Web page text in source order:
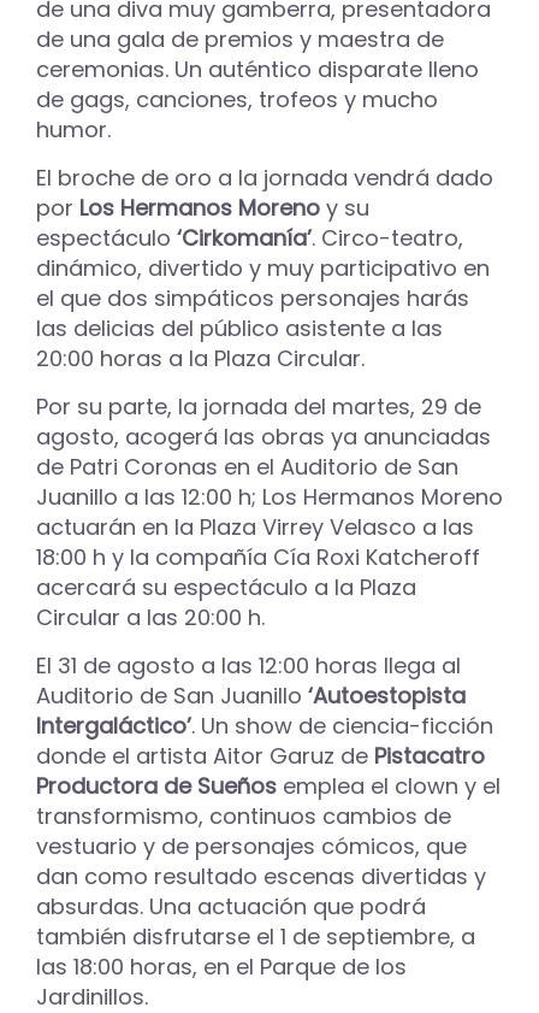
de una diva muy gamberra, presentadora
de una gala de premios y maestra de
ceremonias. Un auténtico disparate lleno
de gags, canciones, trofeos y mucho
humor.
El broche de oro a la jornada vendrá dado
por Los Hermanos Moreno y su
espectáculo ‘Cirkomanía’. Circo-teatro,
dinámico, divertido y muy participativo en
el que dos simpáticos personajes harás
las delicias del público asistente a las
20:00 horas a la Plaza Circular.
Por su parte, la jornada del martes, 29 de
agosto, acogerá las obras ya anunciadas
de Patri Coronas en el Auditorio de San
Juanillo a las 12:00 h; Los Hermanos Moreno
actuarán en la Plaza Virrey Velasco a las
18:00 h y la compañía Cía Roxi Katcheroff
acercará su espectáculo a la Plaza
Circular a las 20:00 h.
El 31 de agosto a las 12:00 horas llega al
Auditorio de San Juanillo ‘Autoestopista
Intergaláctico’. Un show de ciencia-ficción
donde el artista Aitor Garuz de Pistacatro
Productora de Sueños emplea el clown y el
transformismo, continuos cambios de
vestuario y de personajes cómicos, que
dan como resultado escenas divertidas y
absurdas. Una actuación que podrá
también disfrutarse el 1 de septiembre, a
las 18:00 horas, en el Parque de los
Jardinillos.